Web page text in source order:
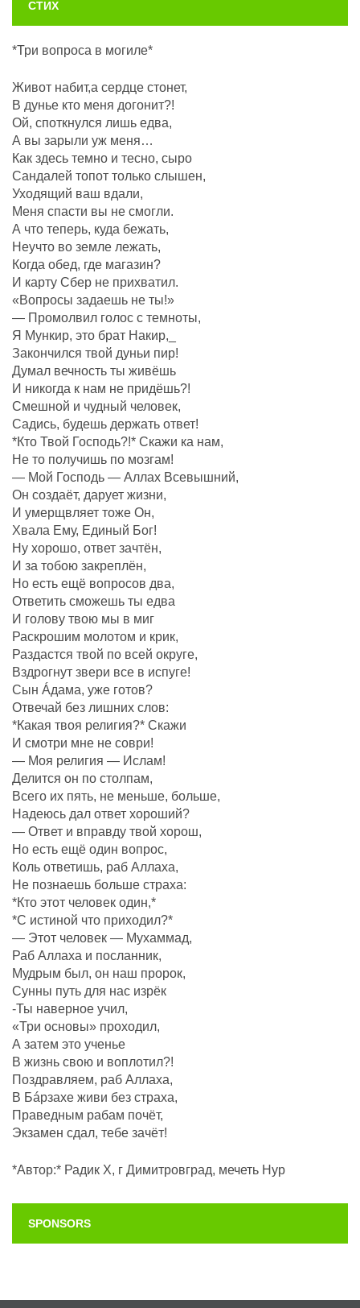
СТИХ
*Три вопроса в могиле*
Живот набит,а сердце стонет,
В дунье кто меня догонит?!
Ой, споткнулся лишь едва,
А вы зарыли уж меня…
Как здесь темно и тесно, сыро
Сандалей топот только слышен,
Уходящий ваш вдали,
Меня спасти вы не смогли.
А что теперь, куда бежать,
Неучто во земле лежать,
Когда обед, где магазин?
И карту Сбер не прихватил.
«Вопросы задаешь не ты!»
— Промолвил голос с темноты,
Я Мункир, это брат Накир,_
Закончился твой дуньи пир!
Думал вечность ты живёшь
И никогда к нам не придёшь?!
Смешной и чудный человек,
Садись, будешь держать ответ!
*Кто Твой Господь?!* Скажи ка нам,
Не то получишь по мозгам!
— Мой Господь — Аллах Всевышний,
Он создаëт, дарует жизни,
И умерщвляет тоже Он,
Хвала Ему, Единый Бог!
Ну хорошо, ответ зачтëн,
И за тобою закреплëн,
Но есть ещё вопросов два,
Ответить сможешь ты едва
И голову твою мы в миг
Раскрошим молотом и крик,
Раздастся твой по всей округе,
Вздрогнут звери все в испуге!
Сын Áдама, уже готов?
Отвечай без лишних слов:
*Какая твоя религия?* Скажи
И смотри мне не соври!
— Моя религия — Ислам!
Делится он по столпам,
Всего их пять, не меньше, больше,
Надеюсь дал ответ хороший?
— Ответ и вправду твой хорош,
Но есть ещё один вопрос,
Коль ответишь, раб Аллаха,
Не познаешь больше страха:
*Кто этот человек один,*
*С истиной что приходил?*
— Этот человек — Мухаммад,
Раб Аллаха и посланник,
Мудрым был, он наш пророк,
Сунны путь для нас изрёк
-Ты наверное учил,
«Три основы» проходил,
А затем это ученье
В жизнь свою и воплотил?!
Поздравляем, раб Аллаха,
В Бáрзахе живи без страха,
Праведным рабам почëт,
Экзамен сдал, тебе зачёт!
*Автор:* Радик Х, г Димитровград, мечеть Нур
SPONSORS